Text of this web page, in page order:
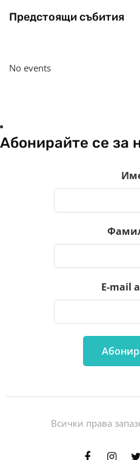
Предстоящи събития
No events
Абонирайте се за
E-mail
Всички права